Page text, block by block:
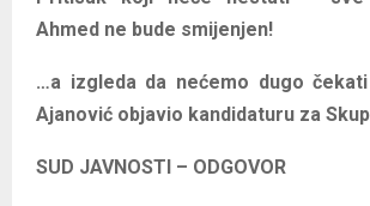
Ahmed ne bude smijenjen!
…a izgleda da nećemo dugo
Ajanović objavio kandidaturu za
SUD JAVNOSTI – ODGOVOR